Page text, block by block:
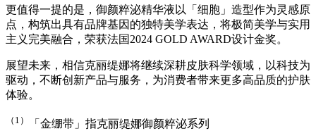
更值得一提的是，御颜粹泌精华液以「细胞」造型作为灵感原
点，构筑出具有品牌基因的独特美学表达，将极简美学与实用
主义完美融合，荣获法国2024 GOLD AWARD设计金奖。
展望未来，相信克丽缇娜将继续深耕皮肤科学领域，以科技为
驱动，不断创新产品与服务，为消费者带来更多高品质的护肤
体验。
（1） 「金绷带」指克丽缇娜御颜粹泌系列